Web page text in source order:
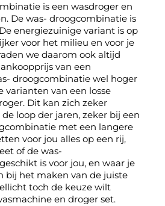
is een wasdroger en
De was- droogcombinatie is
energiezuinige variant is op
voor het milieu en voor je
we daarom ook altijd
van een
droogcombinatie wel hoger
varianten van een losse
Dit kan zich zeker
loop der jaren, zeker bij een
met een langere
voor jou alles op een rij,
of de was-
is voor jou, en waar je
bij het maken van de juiste
toch de keuze wilt
en droger set.